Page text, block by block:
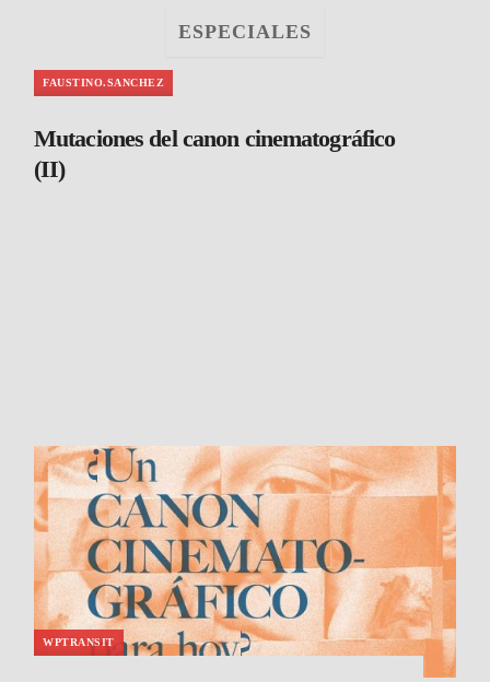
ESPECIALES
FAUSTINO.SANCHEZ
Mutaciones del canon cinematográfico
(II)
WPTRANSIT